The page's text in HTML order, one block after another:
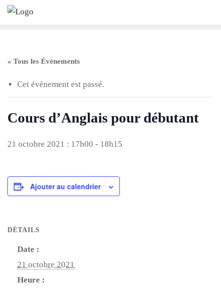
Skip
« Tous les Évènements
Cet évènement est passé.
Cours d’Anglais pour débutant
21 octobre 2021 : 17h00 - 18h15
Ajouter au calendrier
DÉTAILS
Date :
21 octobre 2021
Heure :